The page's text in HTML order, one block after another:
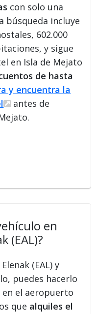
con solo una
búsqueda incluye
602.000
y sigue
en Isla de Mejato
de hasta
y encuentra la
antes de
en
(EAL)?
(EAL) y
puedes hacerlo
el aeropuerto
que alquiles el